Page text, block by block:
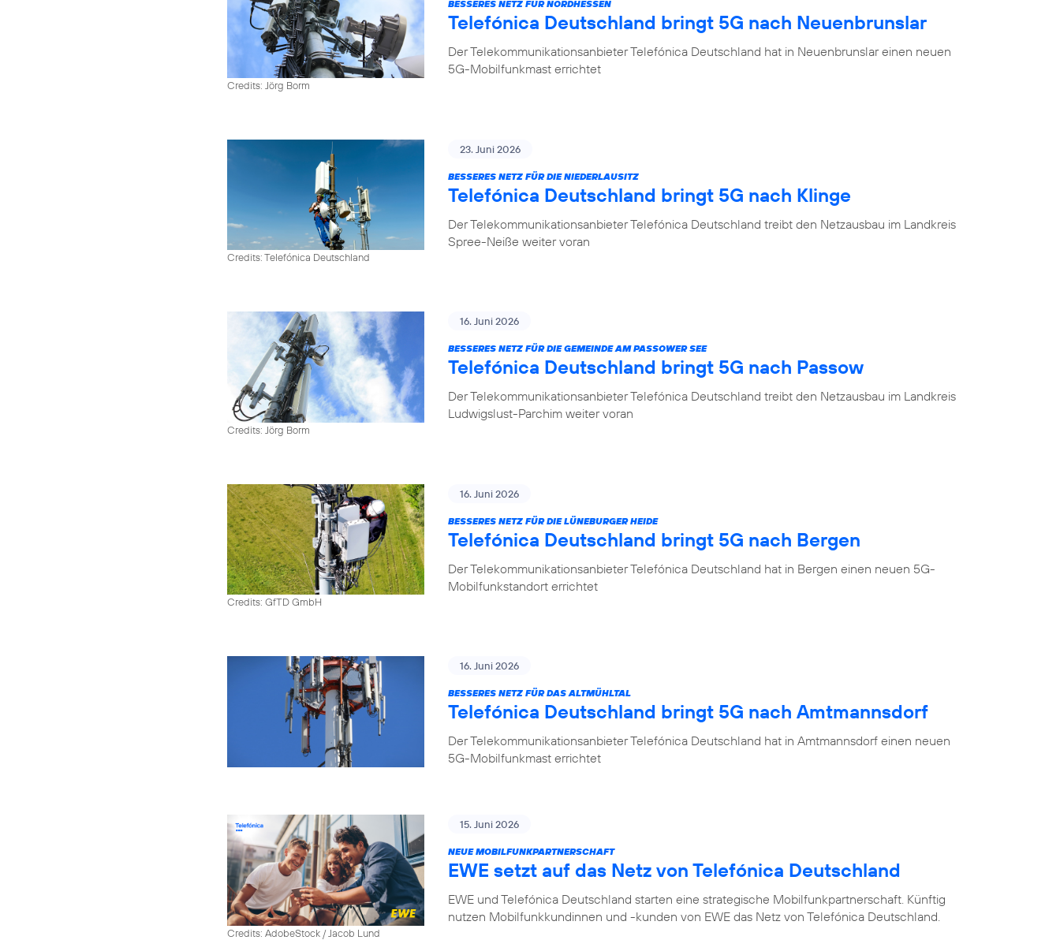
Credits: Jörg Borm
BESSERES NETZ FÜR NORDHESSEN
Telefónica Deutschland bringt 5G nach Neuenbrunslar
Der Telekommunikationsanbieter Telefónica Deutschland hat in Neuenbrunslar einen neuen
5G-Mobilfunkmast errichtet
Credits: Telefónica Deutschland
23. Juni 2026
BESSERES NETZ FÜR DIE NIEDERLAUSITZ
Telefónica Deutschland bringt 5G nach Klinge
Der Telekommunikationsanbieter Telefónica Deutschland treibt den Netzausbau im Landkreis
Spree-Neiße weiter voran
Credits: Jörg Borm
16. Juni 2026
BESSERES NETZ FÜR DIE GEMEINDE AM PASSOWER SEE
Telefónica Deutschland bringt 5G nach Passow
Der Telekommunikationsanbieter Telefónica Deutschland treibt den Netzausbau im Landkreis
Ludwigslust-Parchim weiter voran
Credits: GfTD GmbH
16. Juni 2026
BESSERES NETZ FÜR DIE LÜNEBURGER HEIDE
Telefónica Deutschland bringt 5G nach Bergen
Der Telekommunikationsanbieter Telefónica Deutschland hat in Bergen einen neuen 5G-
Mobilfunkstandort errichtet
16. Juni 2026
BESSERES NETZ FÜR DAS ALTMÜHLTAL
Telefónica Deutschland bringt 5G nach Amtmannsdorf
Der Telekommunikationsanbieter Telefónica Deutschland hat in Amtmannsdorf einen neuen
5G-Mobilfunkmast errichtet
Credits: AdobeStock / Jacob Lund
15. Juni 2026
NEUE MOBILFUNKPARTNERSCHAFT
EWE setzt auf das Netz von Telefónica Deutschland
EWE und Telefónica Deutschland starten eine strategische Mobilfunkpartnerschaft. Künftig
nutzen Mobilfunkkundinnen und -kunden von EWE das Netz von Telefónica Deutschland.